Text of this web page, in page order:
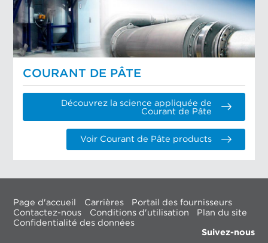
COURANT DE PÂTE
Découvrez la science appliquée de
Courant de Pâte
Voir Courant de Pâte products
Page d'accueil Carrières
Portail des fournisseurs
Contactez-nous
Conditions d'utilisation
Plan du site
Confidentialité des données
Suivez-nous